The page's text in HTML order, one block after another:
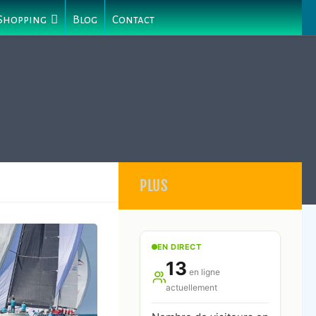
Blog Contact
PLUS
EN DIRECT
13 en ligne
actuellement